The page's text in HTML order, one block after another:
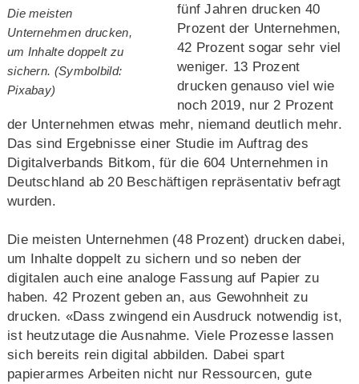
Die meisten
Unternehmen drucken,
um Inhalte doppelt zu
sichern. (Symbolbild:
Pixabay)
fünf Jahren drucken 40
Prozent der Unternehmen,
42 Prozent sogar sehr viel
weniger. 13 Prozent
drucken genauso viel wie
noch 2019, nur 2 Prozent
der Unternehmen etwas mehr, niemand deutlich mehr.
Das sind Ergebnisse einer Studie im Auftrag des
Digitalverbands Bitkom, für die 604 Unternehmen in
Deutschland ab 20 Beschäftigen repräsentativ befragt
wurden.
Die meisten Unternehmen (48 Prozent) drucken dabei,
um Inhalte doppelt zu sichern und so neben der
digitalen auch eine analoge Fassung auf Papier zu
haben. 42 Prozent geben an, aus Gewohnheit zu
drucken. «Dass zwingend ein Ausdruck notwendig ist,
ist heutzutage die Ausnahme. Viele Prozesse lassen
sich bereits rein digital abbilden. Dabei spart
papierarmes Arbeiten nicht nur Ressourcen, gute